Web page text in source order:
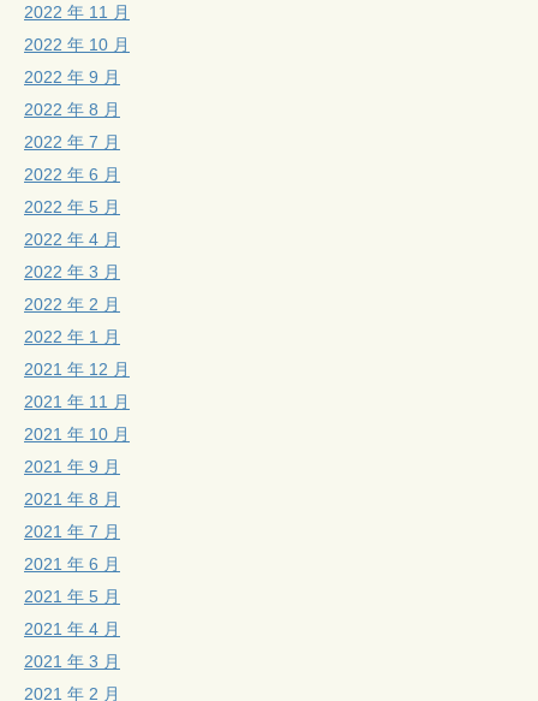
2022 年 11 月
2022 年 10 月
2022 年 9 月
2022 年 8 月
2022 年 7 月
2022 年 6 月
2022 年 5 月
2022 年 4 月
2022 年 3 月
2022 年 2 月
2022 年 1 月
2021 年 12 月
2021 年 11 月
2021 年 10 月
2021 年 9 月
2021 年 8 月
2021 年 7 月
2021 年 6 月
2021 年 5 月
2021 年 4 月
2021 年 3 月
2021 年 2 月